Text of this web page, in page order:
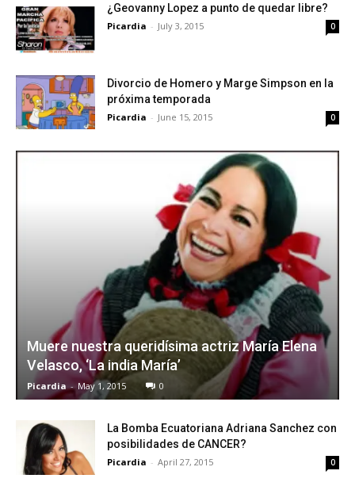
¿Geovanny Lopez a punto de quedar libre?
Picardia - July 3, 2015 0
Divorcio de Homero y Marge Simpson en la
próxima temporada
Picardia - June 15, 2015 0
Muere nuestra queridísima actriz María Elena
Velasco, ‘La india María’
Picardia - May 1, 2015 0
La Bomba Ecuatoriana Adriana Sanchez con
posibilidades de CANCER?
Picardia - April 27, 2015 0